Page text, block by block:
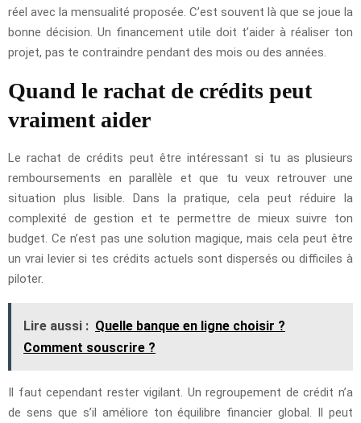
réel avec la mensualité proposée. C’est souvent là que se joue la
bonne décision. Un financement utile doit t’aider à réaliser ton
projet, pas te contraindre pendant des mois ou des années.
Quand le rachat de crédits peut
vraiment aider
Le rachat de crédits peut être intéressant si tu as plusieurs
remboursements en parallèle et que tu veux retrouver une
situation plus lisible. Dans la pratique, cela peut réduire la
complexité de gestion et te permettre de mieux suivre ton
budget. Ce n’est pas une solution magique, mais cela peut être
un vrai levier si tes crédits actuels sont dispersés ou difficiles à
piloter.
Lire aussi : Quelle banque en ligne choisir ?
Comment souscrire ?
Il faut cependant rester vigilant. Un regroupement de crédit n’a
de sens que s’il améliore ton équilibre financier global. Il peut